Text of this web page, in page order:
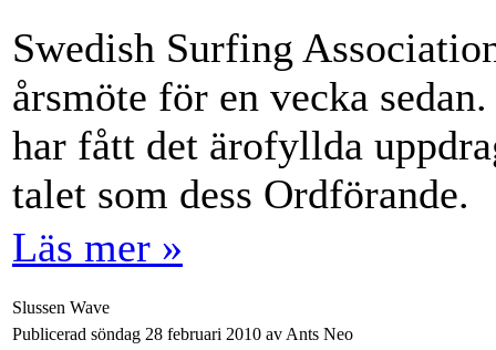
Swedish Surfing
årsmöte för en vecka
har fått det ärofyllda
talet som dess Ordförande.
Läs mer »
Slussen Wave
Publicerad söndag 28 februari 2010 av Ants Neo